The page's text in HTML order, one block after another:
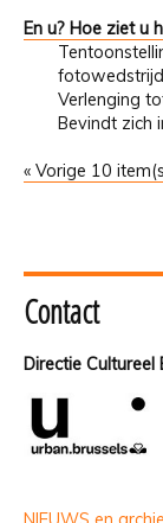
En u? Hoe ziet u
Verlenging
Bevindt zich
« Vorige 10
Contact
Directie Cultureel